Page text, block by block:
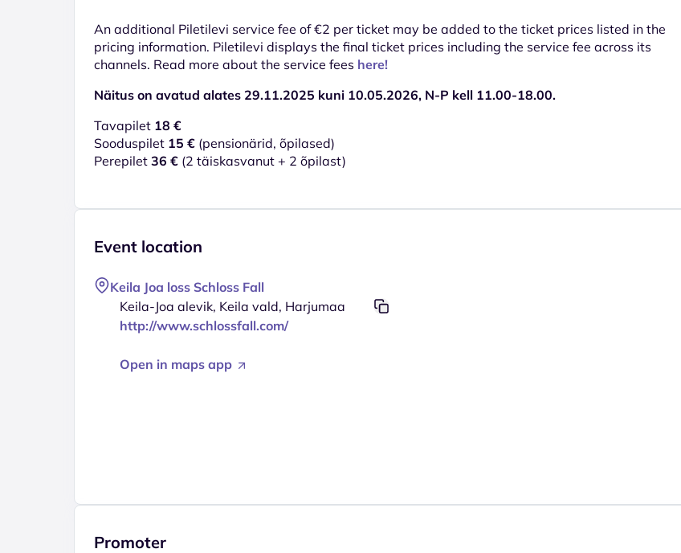
An additional Piletilevi service fee of €2 per ticket may be added to the ticket prices listed in the
pricing information. Piletilevi displays the final ticket prices including the service fee across its
channels. Read more about the service fees here!
Näitus on avatud alates 29.11.2025 kuni 10.05.2026, N-P kell 11.00-18.00.
Tavapilet 18 €
Sooduspilet 15 € (pensionärid, õpilased)
Perepilet 36 € (2 täiskasvanut + 2 õpilast)
Event location
Keila Joa loss Schloss Fall
Keila-Joa alevik, Keila vald, Harjumaa
http://www.schlossfall.com/
Open in maps app
Promoter